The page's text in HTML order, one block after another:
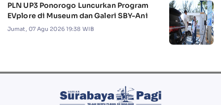
PLN UP3 Ponorogo Luncurkan Program
EVplore di Museum dan Galeri SBY-Ani
Jumat, 07 Agu 2026 19:38 WIB